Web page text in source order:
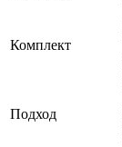
Комплект
Подход